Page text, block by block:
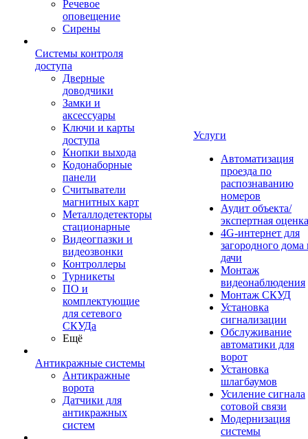
Речевое
оповещение
Сирены
Системы контроля
доступа
Дверные
доводчики
Замки и
аксессуары
Ключи и карты
доступа
Кнопки выхода
Кодонаборные
панели
Считыватели
магнитных карт
Металлодетекторы
стационарные
Видеогпазки и
видеозвонки
Контроллеры
Турникеты
ПО и
комплектующие
для сетевого
СКУДа
Ещё
Антикражные системы
Антикражные
ворота
Датчики для
антикражных
систем
Услуги
Автоматизация
проезда по
распознаванию
номеров
Аудит объекта/
экспертная оценка
4G-интернет для
загородного дома
дачи
Монтаж
видеонаблюдения
Монтаж СКУД
Установка
сигнализации
Обслуживание
автоматики для
ворот
Установка
шлагбаумов
Усиление сигнала
сотовой связи
Модернизация
системы